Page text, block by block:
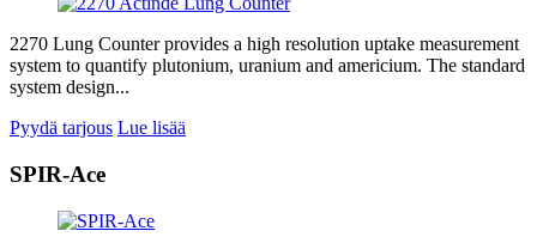
2270 Lung Counter provides a high resolution uptake measurement
system to quantify plutonium, uranium and americium. The standard
system design...
Pyydä tarjous Lue lisää
SPIR-Ace